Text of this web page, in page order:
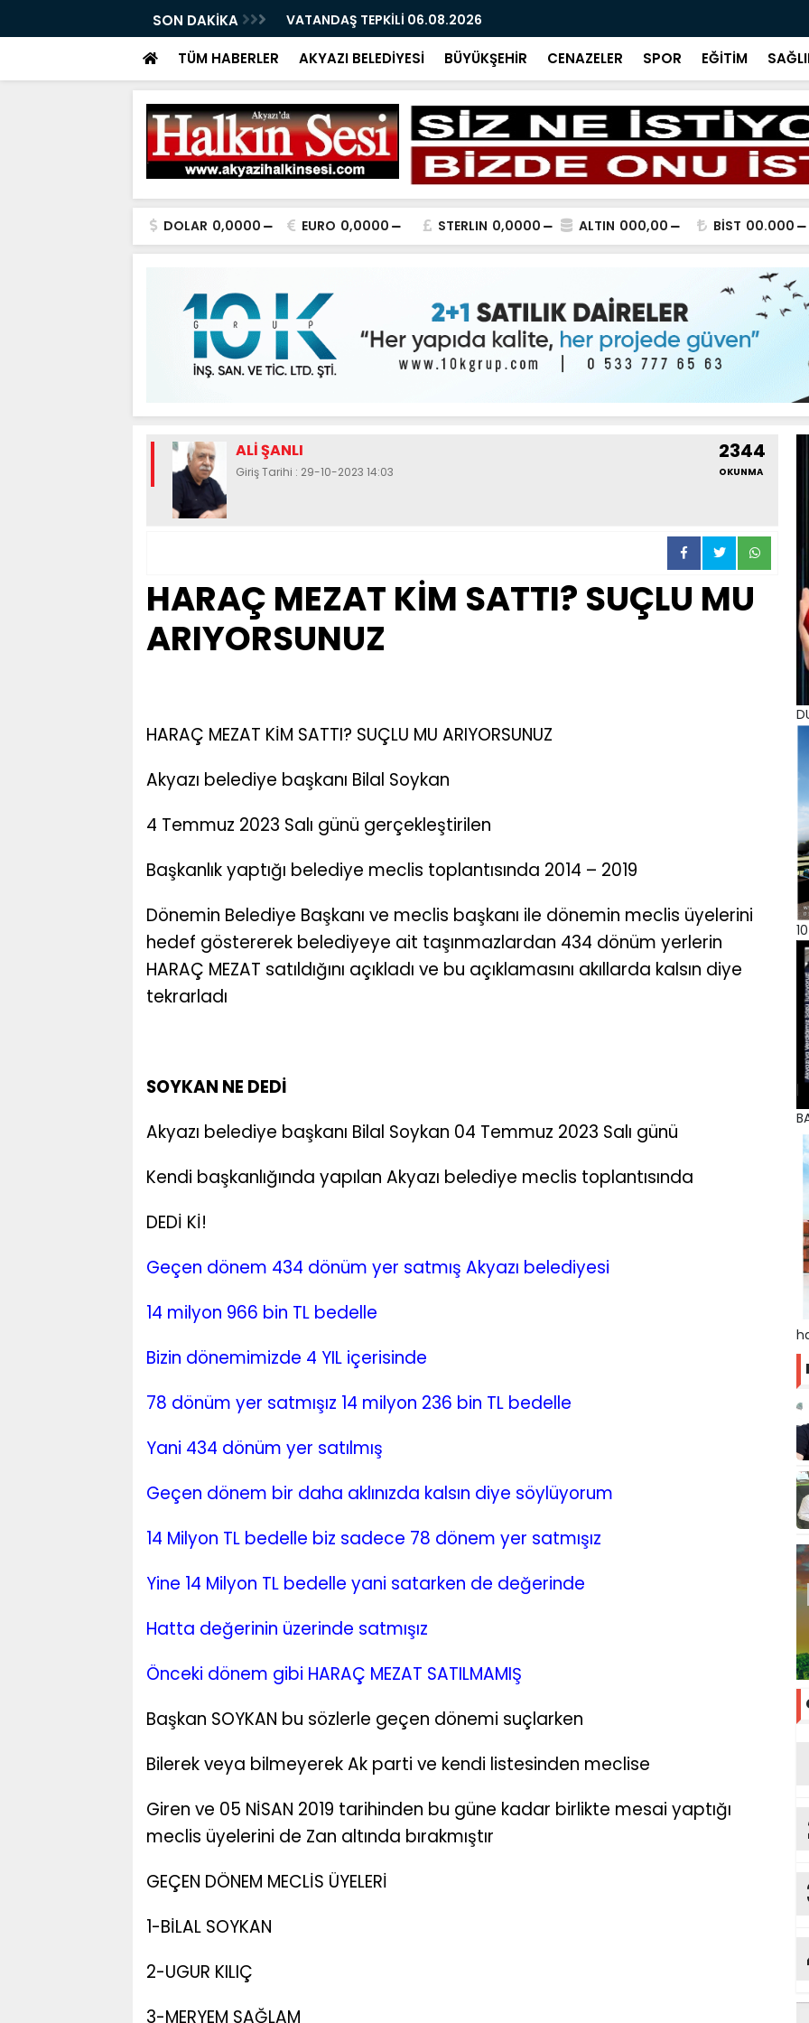
SON DAKİKA VATANDAŞ TEPKİLİ 06.08.2026
TÜM HABERLER AKYAZI BELEDİYESİ BÜYÜKŞEHİR CENAZELER SPOR EĞİTİM
DOLAR 0,0000 EURO 0,0000 STERLIN 0,0000 ALTIN 000,00 BİST 00.000
ALİ ŞANLI
Giriş Tarihi : 29-10-2023 14:03
2344
OKUNMA
HARAÇ MEZAT KİM SATTI? SUÇLU MU
ARIYORSUNUZ
HARAÇ MEZAT KİM SATTI? SUÇLU MU ARIYORSUNUZ
Akyazı belediye başkanı Bilal Soykan
4 Temmuz 2023 Salı günü gerçekleştirilen
Başkanlık yaptığı belediye meclis toplantısında 2014 – 2019
Dönemin Belediye Başkanı ve meclis başkanı ile dönemin meclis üyelerini
hedef göstererek belediyeye ait taşınmazlardan 434 dönüm yerlerin
HARAÇ MEZAT satıldığını açıkladı ve bu açıklamasını akıllarda kalsın diye
tekrarladı
SOYKAN NE DEDİ
Akyazı belediye başkanı Bilal Soykan 04 Temmuz 2023 Salı günü
Kendi başkanlığında yapılan Akyazı belediye meclis toplantısında
DEDİ Kİ!
Geçen dönem 434 dönüm yer satmış Akyazı belediyesi
14 milyon 966 bin TL bedelle
Bizin dönemimizde 4 YIL içerisinde
78 dönüm yer satmışız 14 milyon 236 bin TL bedelle
Yani 434 dönüm yer satılmış
Geçen dönem bir daha aklınızda kalsın diye söylüyorum
14 Milyon TL bedelle biz sadece 78 dönem yer satmışız
Yine 14 Milyon TL bedelle yani satarken de değerinde
Hatta değerinin üzerinde satmışız
Önceki dönem gibi HARAÇ MEZAT SATILMAMIŞ
Başkan SOYKAN bu sözlerle geçen dönemi suçlarken
Bilerek veya bilmeyerek Ak parti ve kendi listesinden meclise
Giren ve 05 NİSAN 2019 tarihinden bu güne kadar birlikte mesai yaptığı
meclis üyelerini de Zan altında bırakmıştır
GEÇEN DÖNEM MECLİS ÜYELERİ
1-BİLAL SOYKAN
2-UGUR KILIÇ
3-MERYEM SAĞLAM